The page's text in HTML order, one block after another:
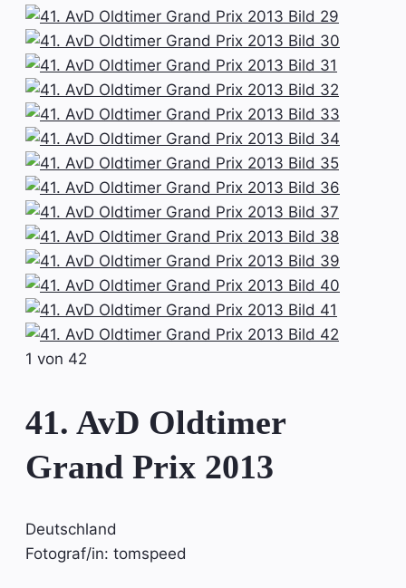
1 von 42
41. AvD Oldtimer
Grand Prix 2013
Deutschland
Fotograf/in: tomspeed